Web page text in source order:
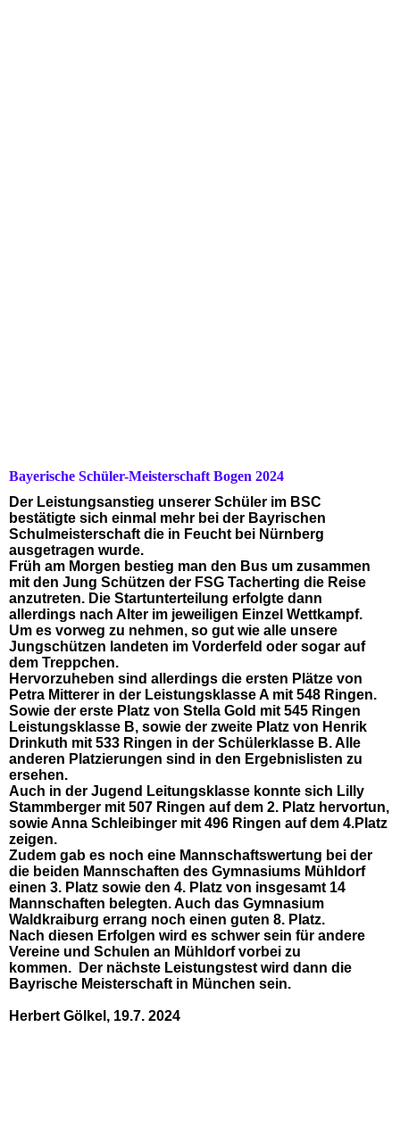
Bayerische Schüler-Meisterschaft Bogen 2024
Der Leistungsanstieg unserer Schüler im BSC
bestätigte sich einmal mehr bei der Bayrischen
Schulmeisterschaft die in Feucht bei Nürnberg
ausgetragen wurde.
Früh am Morgen bestieg man den Bus um zusammen
mit den Jung Schützen der FSG Tacherting die Reise
anzutreten. Die Startunterteilung erfolgte dann
allerdings nach Alter im jeweiligen Einzel Wettkampf.
Um es vorweg zu nehmen, so gut wie alle unsere
Jungschützen landeten im Vorderfeld oder sogar auf
dem Treppchen.
Hervorzuheben sind allerdings die ersten Plätze von
Petra Mitterer in der Leistungsklasse A mit 548 Ringen.
Sowie der erste Platz von Stella Gold mit 545 Ringen
Leistungsklasse B, sowie der zweite Platz von Henrik
Drinkuth mit 533 Ringen in der Schülerklasse B. Alle
anderen Platzierungen sind in den Ergebnislisten zu
ersehen.
Auch in der Jugend Leitungsklasse konnte sich Lilly
Stammberger mit 507 Ringen auf dem 2. Platz hervortun,
sowie Anna Schleibinger mit 496 Ringen auf dem 4.Platz
zeigen.
Zudem gab es noch eine Mannschaftswertung bei der
die beiden Mannschaften des Gymnasiums Mühldorf
einen 3. Platz sowie den 4. Platz von insgesamt 14
Mannschaften belegten. Auch das Gymnasium
Waldkraiburg errang noch einen guten 8. Platz.
Nach diesen Erfolgen wird es schwer sein für andere
Vereine und Schulen an Mühldorf vorbei zu
kommen. Der nächste Leistungstest wird dann die
Bayrische Meisterschaft in München sein.
Herbert Gölkel, 19.7. 2024